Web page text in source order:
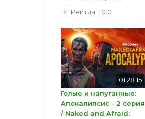
Рейтинг: 0.0
01:28:15
Голые и напуганные:
Апокалипсис - 2 серия
/ Naked and Afraid: